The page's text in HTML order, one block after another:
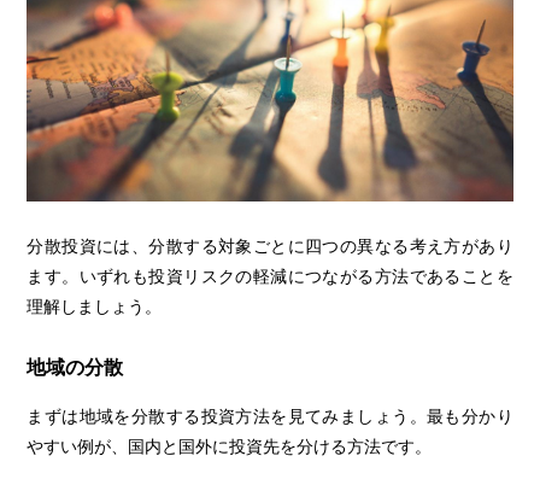
分散投資には、分散する対象ごとに四つの異なる考え方があり
ます。いずれも投資リスクの軽減につながる方法であることを
理解しましょう。
地域の分散
まずは地域を分散する投資方法を見てみましょう。最も分かり
やすい例が、国内と国外に投資先を分ける方法です。